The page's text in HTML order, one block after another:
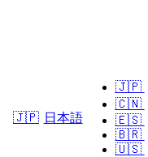
🇯🇵 日本語
🇯🇵
🇨🇳
🇪🇸
🇧🇷
🇺🇸